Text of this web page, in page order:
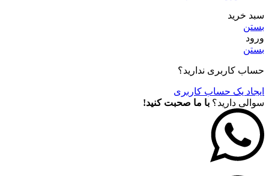
سبد خرید
بستن
ورود
بستن
حساب کاربری ندارید؟
ایجاد یک حساب کاربری
سوالی دارید؟ با ما صحبت کنید!